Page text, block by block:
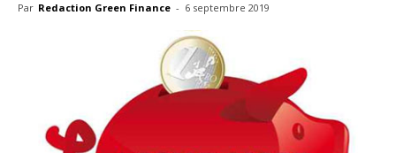
Par Redaction Green Finance - 6 septembre 2019